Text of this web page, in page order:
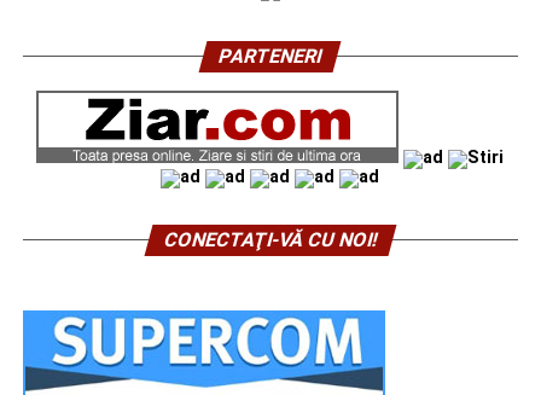
PARTENERI
CONECTAŢI-VĂ CU NOI!